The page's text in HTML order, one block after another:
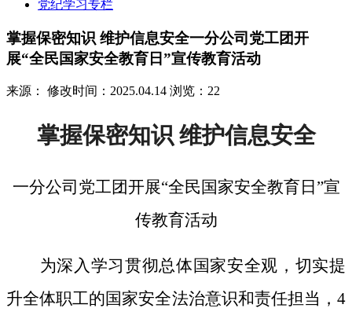
党纪学习专栏
掌握保密知识 维护信息安全一分公司党工团开
展“全民国家安全教育日”宣传教育活动
来源： 修改时间：2025.04.14 浏览：22
掌握保密知识 维护信息安全
一分公司党工团开展“全民国家安全教育日”宣
传教育活动
为深入学习贯彻总体国家安全观，切实提
升全体职工的国家安全法治意识和责任担当， 4